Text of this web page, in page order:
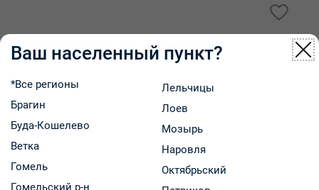
Ваш населенный пункт?
*Все регионы
Брагин
Буда-Кошелево
Ветка
Гомель
Гомельский р-н
Лельчицы
Лоев
Мозырь
Наровля
Октябрьский